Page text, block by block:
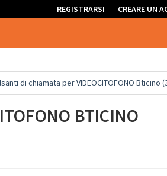
REGISTRARSI CREARE UN
di chiamata per VIDEOCITOFONO Bticino
BTICINO